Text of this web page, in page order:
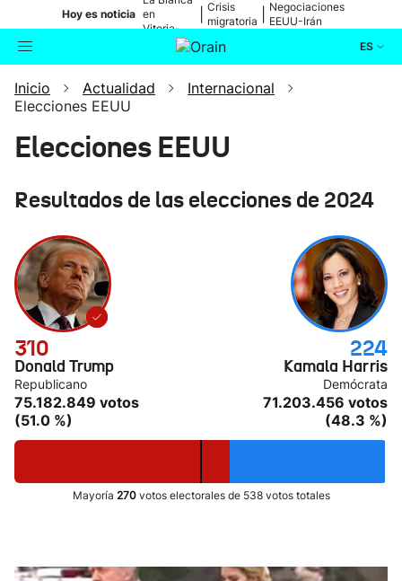
Hoy es noticia en
Vitoria-
Gasteiz
Crisis
migratoria
Negociaciones
EEUU-Irán
ES
Buscador Actualidad
Política
Cultura
Inicio Actualidad
Internacional
Elecciones EEUU
Elecciones EEUU
Resultados de las elecciones de 2024
310
Donald Trump
Republicano
75.182.849 votos
(51.0 %)
224
Kamala Harris
Demócrata
71.203.456 votos
(48.3 %)
Mayoría 270votos electorales de 538 votos totales